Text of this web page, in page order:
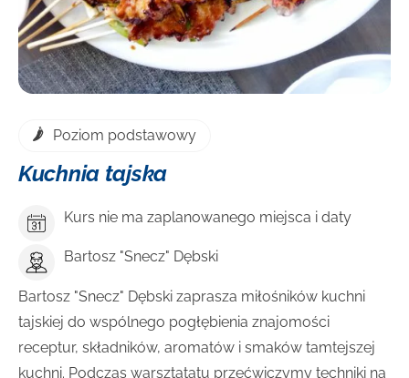
Poziom podstawowy
Kuchnia tajska
Kurs nie ma zaplanowanego miejsca i daty
Bartosz "Snecz" Dębski
Bartosz "Snecz" Dębski zaprasza miłośników kuchni
tajskiej do wspólnego pogłębienia znajomości
receptur, składników, aromatów i smaków tamtejszej
kuchni. Podczas warsztatatu przećwiczymy techniki na